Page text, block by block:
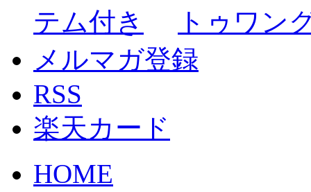
テム付き
トゥワン
メルマガ登録
RSS
楽天カード
HOME